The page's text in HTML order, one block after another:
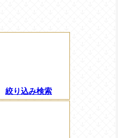
絞り込み検索